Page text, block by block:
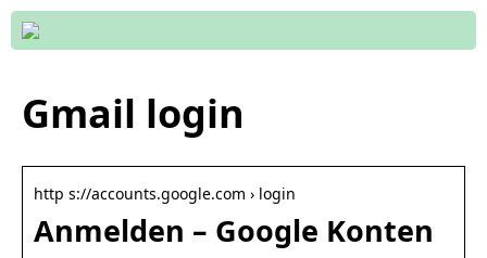
Gmail login
http s://accounts.google.com › login
Anmelden – Google Konten